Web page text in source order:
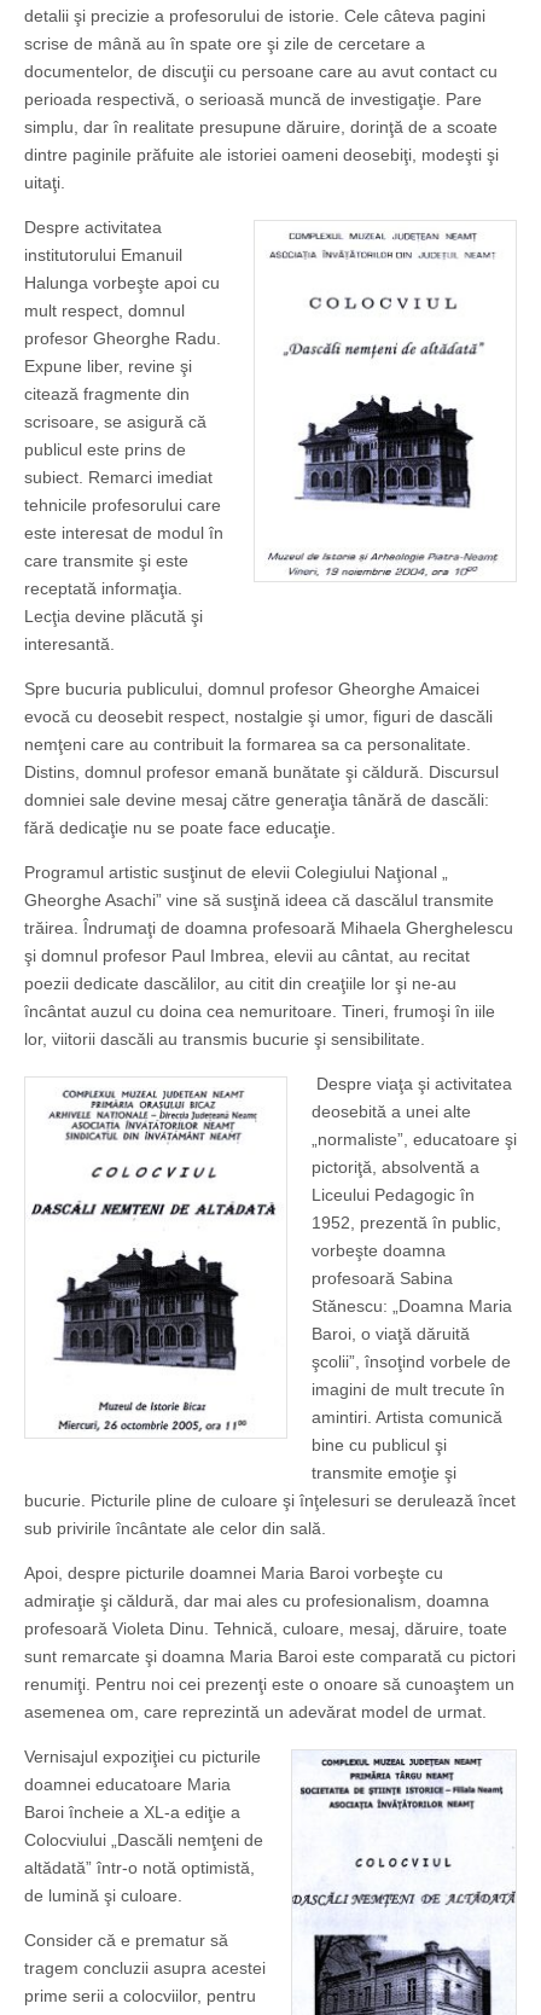
detalii şi precizie a profesorului de istorie. Cele câteva pagini
scrise de mână au în spate ore şi zile de cercetare a
documentelor, de discuţii cu persoane care au avut contact cu
perioada respectivă, o serioasă muncă de investigaţie. Pare
simplu, dar în realitate presupune dăruire, dorinţă de a scoate
dintre paginile prăfuite ale istoriei oameni deosebiţi, modeşti şi
uitaţi.
Despre activitatea
institutorului Emanuil
Halunga vorbeşte apoi cu
mult respect, domnul
profesor Gheor­ghe Radu.
Expune liber, revine şi
citează fragmente din
scrisoare, se asigură că
publicul este prins de
subiect. Remarci imediat
tehnicile profesorului care
este interesat de modul în
care transmite şi este
receptată informaţia.
Lecţia devine plăcută şi
interesantă.
Spre bucuria publicului, domnul profesor Gheorghe Amaicei
evocă cu deosebit respect, nostalgie şi umor, figuri de dascăli
nemţeni care au contribuit la formarea sa ca personalitate.
Distins, domnul profesor emană bunătate şi căldură. Discursul
domniei sale devine mesaj către generaţia tânără de dascăli:
fără dedicaţie nu se poate face educaţie.
Programul artistic susţinut de elevii Colegiului Naţional „
Gheorghe Asachi” vine să susţină ideea că dascălul transmite
trăirea. Îndrumaţi de doamna profesoară Mihaela Gherghelescu
şi domnul profesor Paul Imbrea, elevii au cântat, au recitat
poezii dedicate dascălilor, au citit din creaţiile lor şi ne-au
încântat auzul cu doina cea nemuritoare. Tineri, frumoşi în iile
lor, viitorii dascăli au transmis bucurie şi sensi­bilitate.
Despre viaţa şi activitatea
deosebită a unei alte
„normaliste”, educatoare şi
pictoriţă, absolventă a
Liceului Pedagogic în
1952, prezentă în public,
vorbeşte doamna
profesoară Sabina
Stănescu: „Doamna Maria
Baroi, o viaţă dăruită
şcolii”, însoţind vorbele de
imagini de mult trecute în
amintiri. Artista comunică
bine cu publicul şi
transmite emoţie şi
bucurie. Picturile pline de culoare şi înţelesuri se derulează încet
sub privirile încântate ale celor din sală.
Apoi, despre picturile doamnei Maria Baroi vorbeşte cu
admiraţie şi căldură, dar mai ales cu profesionalism, doamna
profesoară Violeta Dinu. Tehnică, culoare, mesaj, dăruire, toate
sunt remarcate şi doamna Maria Baroi este comparată cu pictori
renumiţi. Pentru noi cei prezenţi este o onoare să cunoaştem un
asemenea om, care reprezintă un adevărat model de urmat.
Vernisajul expoziţiei cu picturile
doamnei educatoare Maria
Baroi încheie a XL-a ediţie a
Colocviului „Dascăli nemţeni de
altădată” într-o notă optimistă,
de lumină şi culoare.
Consider că e prematur să
tragem concluzii asupra acestei
prime serii a colocviilor, pentru